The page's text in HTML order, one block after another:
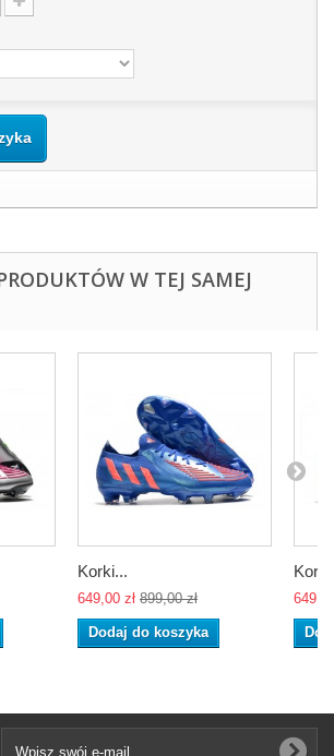
W TEJ SAMEJ
Korki...
649,00 zł 899,00 zł
Dodaj do koszyka